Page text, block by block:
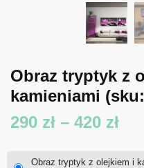
Obraz tryptyk z
kamieniami
290 zł – 420 zł
Obraz tryptyk z olejkiem i